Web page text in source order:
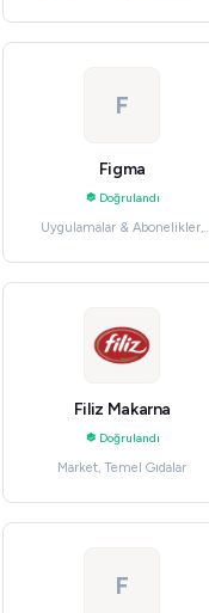
F
Figma
Doğrulandı
Uygulamalar & Abonelikler,
Filiz Makarna
Doğrulandı
Market, Temel Gıdalar
F